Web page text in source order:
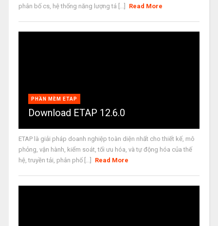
phân bố cs, hệ thống năng lượng tá [...]
Read More
PHẦN MỀM ETAP
Download ETAP 12.6.0
ETAP là giải pháp doanh nghiệp toàn diện nhất cho thiết kế, mô
phỏng, vận hành, kiểm soát, tối ưu hóa, và tự động hóa của thế
hệ, truyền tải, phân phố [...]
Read More